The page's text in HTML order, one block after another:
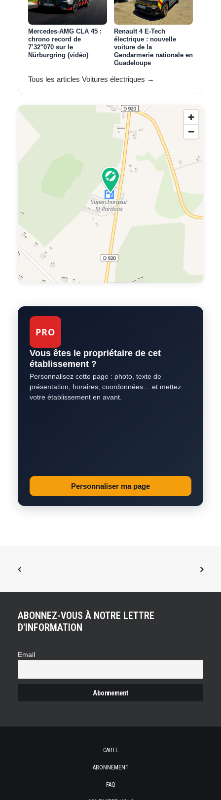
Mercedes-AMG CLA 45 :
chrono record de
7’32″070 sur le
Nürburgring (vidéo)
Renault 4 E-Tech
électrique : nouvelle
voiture de la
Gendarmerie nationale en
Guadeloupe
Tous les articles Voitures électriques →
PRO
Vous êtes le propriétaire de cet
établissement ?
Personnalisez cette page : photo, texte de
présentation, horaires, coordonnées… et mettez
votre établissement en avant.
Personnaliser ma page
ABONNEZ-VOUS À NOTRE LETTRE
D'INFORMATION
Email
CARTE
ABONNEMENT
FAQ